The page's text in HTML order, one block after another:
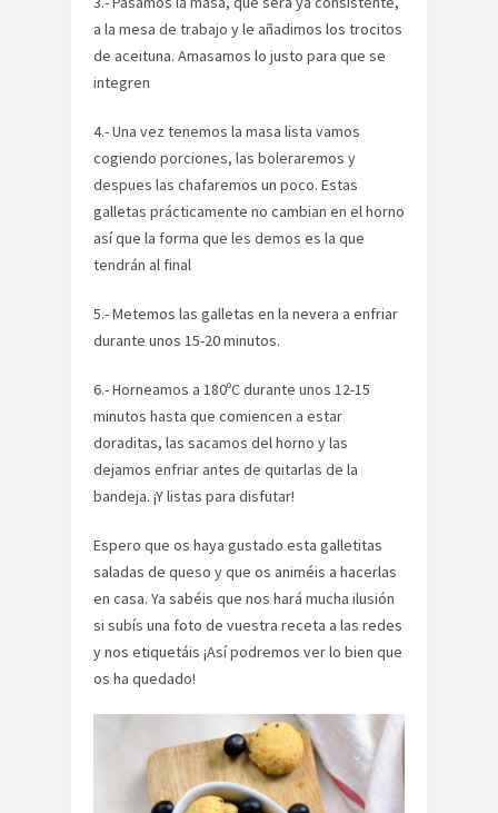
a la mesa de trabajo y le añadimos los trocitos
de aceituna. Amasamos lo justo para que se
integren
4.- Una vez tenemos la masa lista vamos
cogiendo porciones, las boleraremos y
despues las chafaremos un poco. Estas
galletas prácticamente no cambian en el horno
así que la forma que les demos es la que
tendrán al final
5.- Metemos las galletas en la nevera a enfriar
durante unos 15-20 minutos.
6.- Horneamos a 180ºC durante unos 12-15
minutos hasta que comiencen a estar
doraditas, las sacamos del horno y las
dejamos enfriar antes de quitarlas de la
bandeja. ¡Y listas para disfutar!
Espero que os haya gustado esta galletitas
saladas de queso y que os animéis a hacerlas
en casa. Ya sabéis que nos hará mucha ilusión
si subís una foto de vuestra receta a las redes
y nos etiquetáis ¡Así podremos ver lo bien que
os ha quedado!